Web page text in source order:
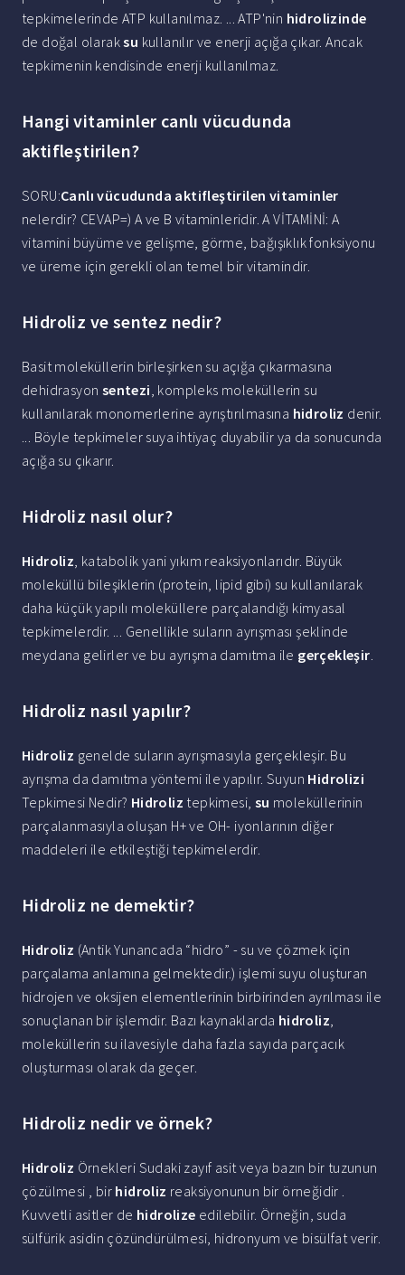
tepkimelerinde ATP kullanılmaz. ... ATP'nin hidrolizinde
de doğal olaraksu kullanılır ve enerji açığa çıkar. Ancak
tepkimenin kendisinde enerji kullanılmaz.
Hangi vitaminler canlı vücudunda
aktifleştirilen?
SORU:Canlı vücudunda aktifleştirilen vitaminler
nelerdir? CEVAP=) A ve B vitaminleridir. A VİTAMİNİ: A
vitamini büyüme ve gelişme, görme, bağışıklık fonksiyonu
ve üreme için gerekli olan temel bir vitamindir.
Hidroliz ve sentez nedir?
Basit moleküllerin birleşirken su açığa çıkarmasına
dehidrasyon sentezi, kompleks moleküllerin su
kullanılarak monomerlerine ayrıştırılmasına hidroliz denir.
... Böyle tepkimeler suya ihtiyaç duyabilir ya da sonucunda
açığa su çıkarır.
Hidroliz nasıl olur?
Hidroliz, katabolik yani yıkım reaksiyonlarıdır. Büyük
moleküllü bileşiklerin (protein, lipid gibi) su kullanılarak
daha küçük yapılı moleküllere parçalandığı kimyasal
tepkimelerdir. ... Genellikle suların ayrışması şeklinde
meydana gelirler ve bu ayrışma damıtma ile gerçekleşir.
Hidroliz nasıl yapılır?
Hidroliz genelde suların ayrışmasıyla gerçekleşir. Bu
ayrışma da damıtma yöntemi ile yapılır. Suyun Hidrolizi
Tepkimesi Nedir? Hidroliz tepkimesi, su moleküllerinin
parçalanmasıyla oluşan H+ ve OH- iyonlarının diğer
maddeleri ile etkileştiği tepkimelerdir.
Hidroliz ne demektir?
Hidroliz (Antik Yunancada “hidro” - su ve çözmek için
parçalama anlamına gelmektedir.) işlemi suyu oluşturan
hidrojen ve oksijen elementlerinin birbirinden ayrılması ile
sonuçlanan bir işlemdir. Bazı kaynaklarda hidroliz,
moleküllerin su ilavesiyle daha fazla sayıda parçacık
oluşturması olarak da geçer.
Hidroliz nedir ve örnek?
Hidroliz Örnekleri Sudaki zayıf asit veya bazın bir tuzunun
çözülmesi , bir hidroliz reaksiyonunun bir örneğidir .
Kuvvetli asitler de hidrolize edilebilir. Örneğin, suda
sülfürik asidin çözündürülmesi, hidronyum ve bisülfat verir.